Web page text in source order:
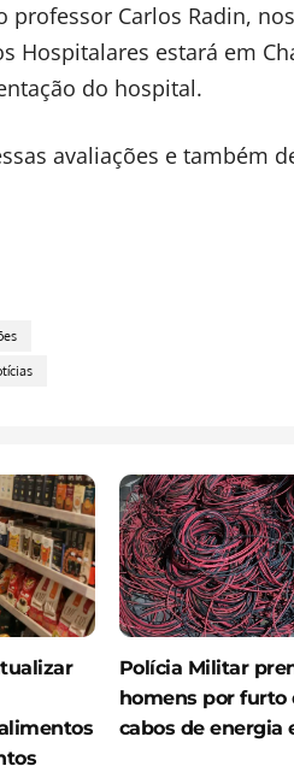
Carlos Radin,
Hospitalares estará em
do hospital.
avaliações e também
Polícia Militar
homens por furto
cabos de energia